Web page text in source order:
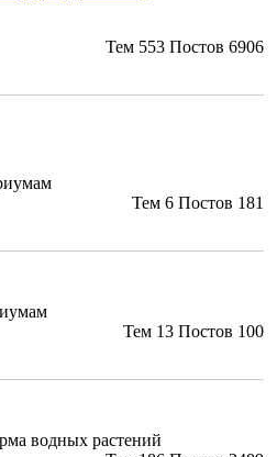
Тем 553 Постов 6906
Тем 6 Постов 181
Тем 13 Постов 100
водных растений